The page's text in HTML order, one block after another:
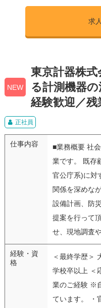
求
NEW
東京計器株式
る計測機器
経験歓迎／残
正社員
仕事内容
■業務概要 社
業です。 既存
官公庁系)に対
関係を深めな
設備計画、防
提案を行って
せ、現地調査
経験・資
格
＜最終学歴＞
学校卒以上 ＜
業のご経験 ※
ています。 ・